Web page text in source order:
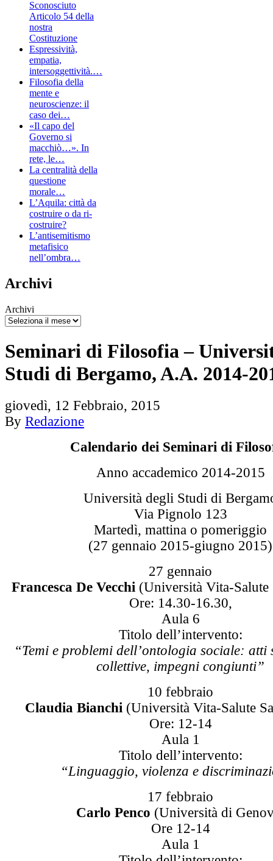
Sconosciuto
Articolo 54 della
nostra
Costituzione
Espressività,
empatia,
intersoggettività.…
Filosofia della
mente e
neuroscienze: il
caso dei…
«Il capo del
Governo si
macchiò…». In
rete, le…
La centralità della
questione
morale…
L’Aquila: città da
costruire o da ri-
costruire?
L’antisemitismo
metafisico
nell’ombra…
Archivi
Archivi
Seminari di Filosofia –
Studi di Bergamo, A.A. 2014-
giovedì, 12 Febbraio, 2015
By Redazione
Calendario dei Seminari di
Anno accademico 2014-2015
Università degli Studi di
Via Pignolo 123
Martedì, mattina o pomeriggio
(27 gennaio 2015-giugno 2015)
27 gennaio
Francesca De Vecchi (Università Vita-Salute
Ore: 14.30-16.30,
Aula 6
Titolo dell’intervento:
“Temi e problemi dell’ontologia sociale: atti
collettive, impegni congiunti”
10 febbraio
Claudia Bianchi(Università Vita-Salute
Ore: 12-14
Aula 1
Titolo dell’intervento:
“Linguaggio, violenza e
17 febbraio
Carlo Penco (Università di
Ore 12-14
Aula 1